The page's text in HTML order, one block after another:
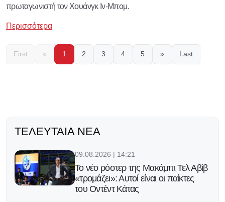
πρωταγωνιστή τον Χουάνγκ Ιν-Μπομ.
Περισσότερα
First « 1 2 3 4 5 » Last
ΤΕΛΕΥΤΑΊΑ ΝΈΑ
09.08.2026 | 14:21
Το νέο ρόστερ της Μακάμπι Τελ Αβίβ
«τρομάζει»: Αυτοί είναι οι παίκτες
του Οντέντ Κάτας